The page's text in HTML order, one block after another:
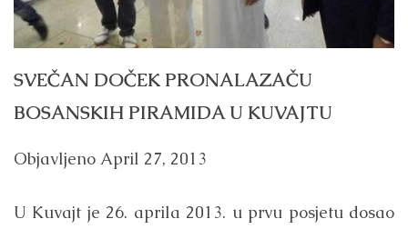
SVEČAN DOČEK PRONALAZAČU
BOSANSKIH PIRAMIDA U KUVAJTU
Objavljeno April 27, 2013
U Kuvajt je 26. aprila 2013. u prvu posjetu dosao